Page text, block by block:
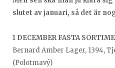
slutet av januari, så det är
1 DECEMBER FASTA
Bernard Amber Lager, 1394,
(Polotmavý)